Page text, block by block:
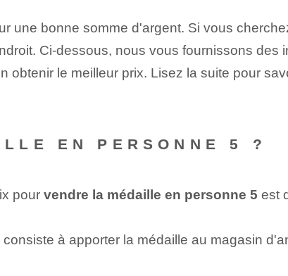
une bonne somme d'argent. Si vous
Ci-dessous, nous vous fournissons des
le meilleur prix. Lisez la suite pour
EN PERSONNE 5 ?
pour vendre la médaille en personne 5 est
à apporter la médaille au magasin